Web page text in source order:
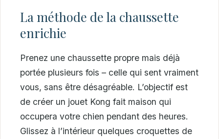
La méthode de la chaussette
enrichie
Prenez une chaussette propre mais déjà
portée plusieurs fois – celle qui sent vraiment
vous, sans être désagréable. L’objectif est
de créer un jouet Kong fait maison qui
occupera votre chien pendant des heures.
Glissez à l’intérieur quelques croquettes de